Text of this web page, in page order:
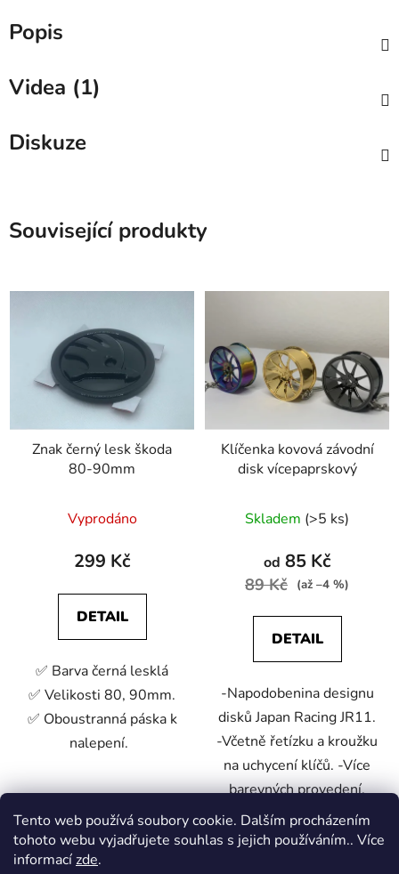
Tento web používá soubory cookie. Dalším procházením
tohoto webu vyjadřujete souhlas s jejich používáním.. Více
informacízde.
Popis
Videa (1)
Diskuze
Související produkty
Znak černý lesk škoda
80-90mm
Vyprodáno
299 Kč
DETAIL
✅ Barva černá lesklá
✅ Velikosti 80, 90mm.
✅ Oboustranná páska k
nalepení.
Klíčenka kovová závodní
disk vícepaprskový
Skladem (>5 ks)
od 85 Kč
89 Kč (až –4 %)
DETAIL
-Napodobenina designu
disků Japan Racing JR11.
-Včetně řetízku a kroužku
na uchycení klíčů. -Více
barevných provedení.